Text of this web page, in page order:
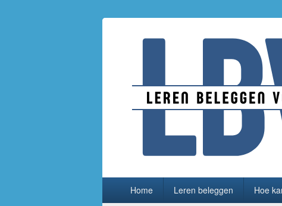
Beleggen voor
Home Leren beleggen Hoe